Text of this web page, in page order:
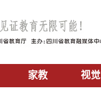
家教 视觉